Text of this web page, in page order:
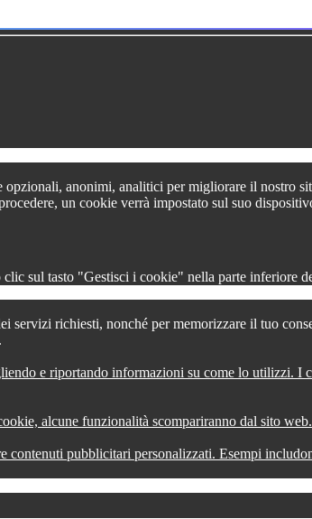
anonimi, analitici per migliorare il nostro
un cookie verrà impostato sul suo
sul tasto "Gestisci i cookie" nella parte inferiore
servizi richiesti, nonché per memorizzare il tuo
e riportando informazioni su come lo utilizzi. I
alcune funzionalità scompariranno dal sito web.
pubblicitari personalizzati. Esempi